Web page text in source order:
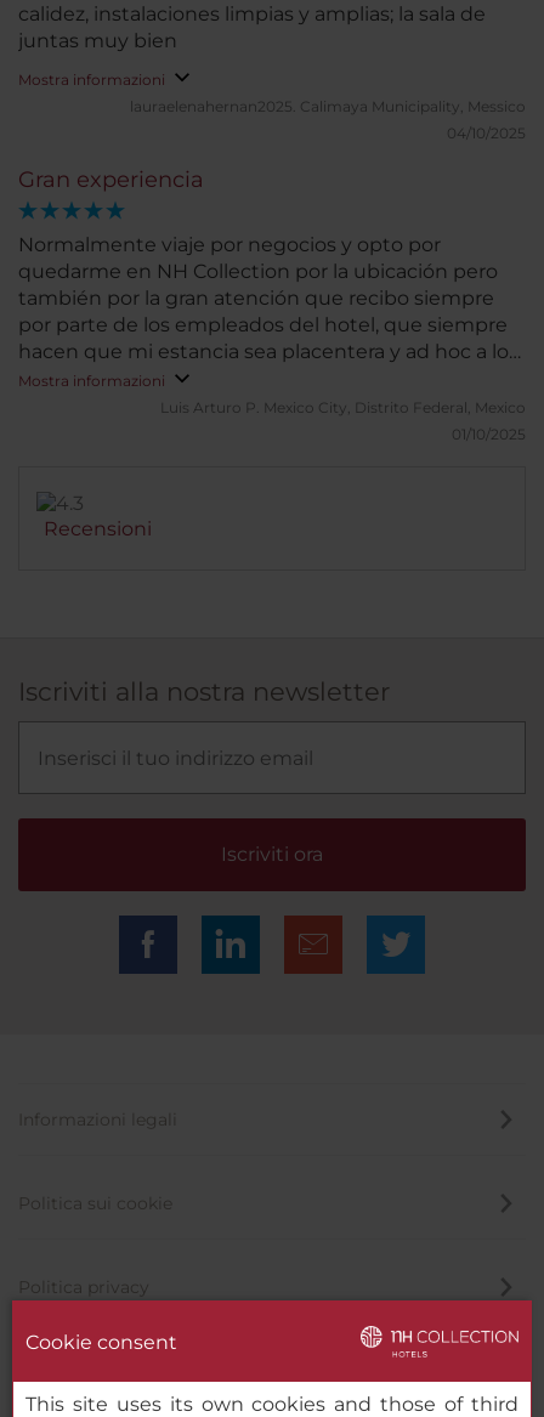
calidez, instalaciones limpias y amplias; la sala de
juntas muy bien
Mostra informazioni
lauraelenahernan2025. Calimaya Municipality, Messico
04/10/2025
Gran experiencia
Normalmente viaje por negocios y opto por
quedarme en NH Collection por la ubicación pero
también por la gran atención que recibo siempre
por parte de los empleados del hotel, que siempre
hacen que mi estancia sea placentera y ad hoc a lo
que necesito
Mostra informazioni
Luis Arturo P. Mexico City, Distrito Federal, Mexico
01/10/2025
Recensioni
Iscriviti alla nostra newsletter
Iscriviti ora
Informazioni legali
Politica sui cookie
Politica privacy
Cookie consent
This site uses its own cookies and those of third